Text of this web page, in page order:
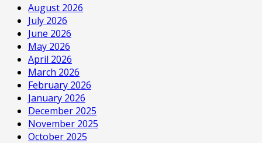
August 2026
July 2026
June 2026
May 2026
April 2026
March 2026
February 2026
January 2026
December 2025
November 2025
October 2025